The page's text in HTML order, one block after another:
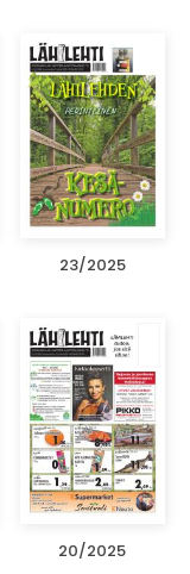
23/2025
20/2025